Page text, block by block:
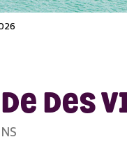
DES